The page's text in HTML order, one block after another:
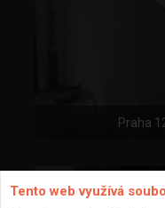
Praha
Tento web využívá